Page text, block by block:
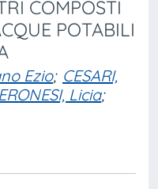
COMPOSTI
POTABILI
Ezio; CESARI,
Licia;